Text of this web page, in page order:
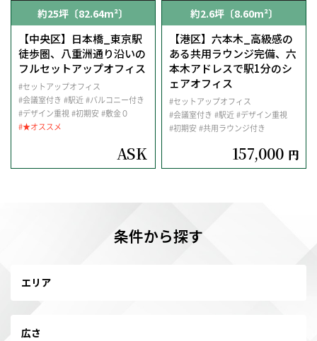
約25坪〔82.64m²〕
【中央区】日本橋_東京駅
徒歩圏、八重洲通り沿いの
フルセットアップオフィス
#セットアップオフィス
#会議室付き #駅近 #バルコニー付き
#デザイン重視#初期安 #敷金０
#★オススメ
ASK
約2.6坪〔8.60m²〕
【港区】六本木_高級感の
ある共用ラウンジ完備、六
本木アドレスで駅1分のシ
ェアオフィス
#セットアップオフィス
#会議室付き #駅近 #デザイン重視
#初期安 #共用ラウンジ付き
157,000 円
条件から探す
エリア
広さ